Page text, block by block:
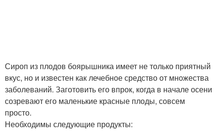
Сироп из плодов боярышника имеет не только приятный
вкус, но и известен как лечебное средство от множества
заболеваний. Заготовить его впрок, когда в начале осени
созревают его маленькие красные плоды, совсем
просто.
Необходимы следующие продукты: